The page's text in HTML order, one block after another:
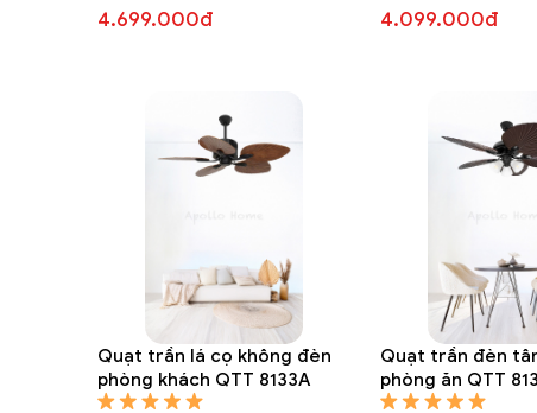
4.699.000đ 4.099.000đ
Quạt trần lá cọ không đèn
phòng khách QTT 8133A
Quạt trần đèn
phòng ăn QTT